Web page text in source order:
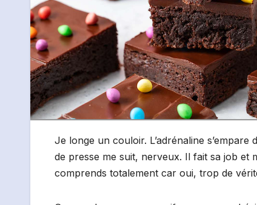
Je longe un couloir. L’adrénaline s’empare
de presse me suit, nerveux. Il fait sa job et
comprends totalement car oui, trop de